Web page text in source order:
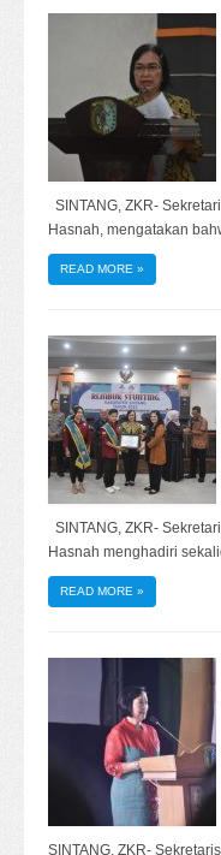
SINTANG, ZKR-
Hasnah, mengatakan
READ MORE »
SINTANG, ZKR-
Hasnah menghadiri
READ MORE »
SINTANG, ZKR-